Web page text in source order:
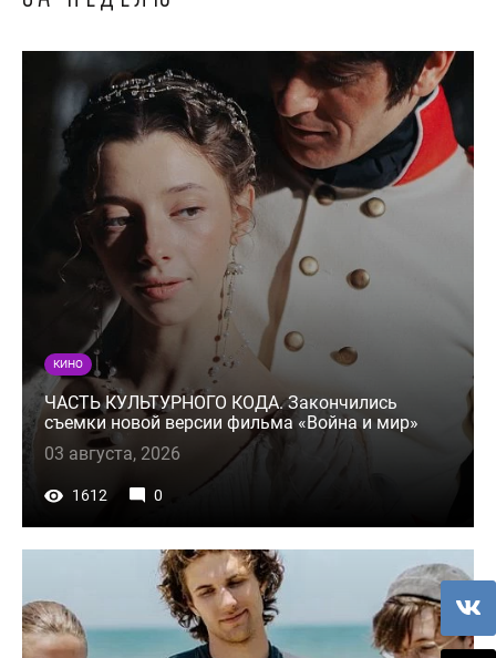
КИНО
ЧАСТЬ КУЛЬТУРНОГО КОДА. Закончились
съемки новой версии фильма «Война и мир»
03 августа, 2026
1612 0